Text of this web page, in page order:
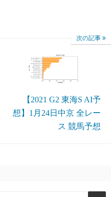
次の記事
【2021 G2 東海S AI予
想】1月24日中京 全レー
ス 競馬予想